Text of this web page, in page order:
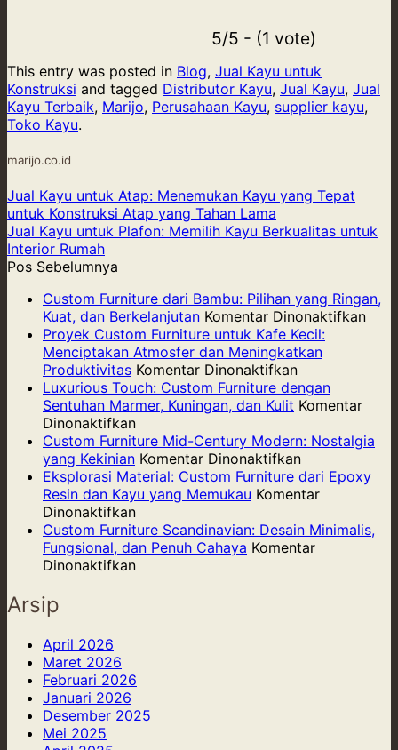
5/5 - (1 vote)
This entry was posted in Blog, Jual Kayu untuk
Konstruksi and tagged Distributor Kayu, Jual Kayu, Jual
Kayu Terbaik, Marijo, Perusahaan Kayu, supplier kayu,
Toko Kayu.
marijo.co.id
Jual Kayu untuk Atap: Menemukan Kayu yang Tepat
untuk Konstruksi Atap yang Tahan Lama
Jual Kayu untuk Plafon: Memilih Kayu Berkualitas untuk
Interior Rumah
Pos Sebelumnya
Custom Furniture dari Bambu: Pilihan yang Ringan,
Kuat, dan Berkelanjutan Komentar Dinonaktifkanpada
dan
Proyek Custom Furniture untuk Kafe Kecil:
Menciptakan Atmosfer dan Meningkatkan
Produktivitas Komentar Dinonaktifkanpada
Proyek
Custom
untuk
Kafe
Kecil:
Menciptakan
dan
Meningkatkan
Luxurious Touch: Custom Furniture dengan
Sentuhan Marmer, Kuningan, dan Kulit Komentar
Dinonaktifkanpada
Luxurious
Touch:
Custom
Furniture
dengan
Sentuhan
Marmer,
Kuningan,
Custom Furniture Mid-Century Modern: Nostalgia
yang Kekinian Komentar Dinonaktifkanpada
Custom
Furniture
Century
Modern:
Eksplorasi Material: Custom Furniture dari Epoxy
Resin dan Kayu yang Memukau Komentar
Dinonaktifkanpada
Eksplorasi
Material:
Custom
yang
Memukau
Custom Furniture Scandinavian: Desain Minimalis,
Fungsional, dan Penuh Cahaya Komentar
Dinonaktifkanpada
dan
Penuh
Cahaya
Arsip
April 2026
Maret 2026
Februari 2026
Januari 2026
Desember 2025
Mei 2025